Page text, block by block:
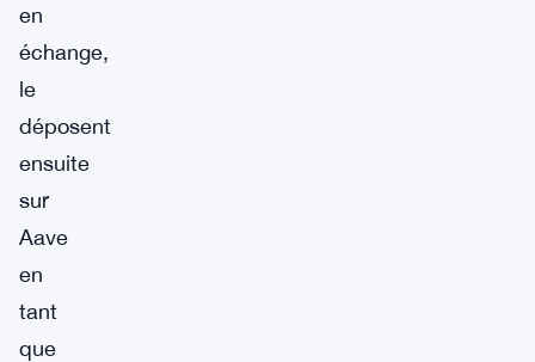
en
échange,
le
déposent
ensuite
sur
Aave
en
tant
que